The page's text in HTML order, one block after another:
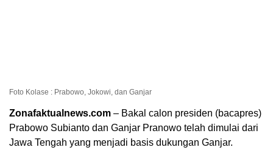
Foto Kolase : Prabowo, Jokowi, dan Ganjar
Zonafaktualnews.com – Bakal calon presiden (bacapres)
Prabowo Subianto dan Ganjar Pranowo telah dimulai dari
Jawa Tengah yang menjadi basis dukungan Ganjar.